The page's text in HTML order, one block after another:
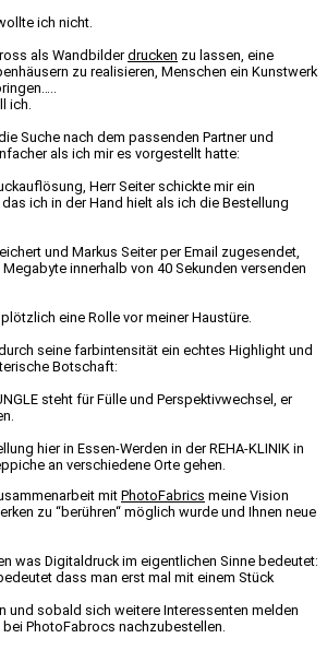
ich nicht.
als Wandbilder drucken zu lassen, eine
zu realisieren, Menschen ein Kunstwerk
ich.
Suche nach dem passenden Partner und
als ich mir es vorgestellt hatte:
Herr Seiter schickte mir ein
ich in der Hand hielt als ich die Bestellung
und Markus Seiter per Email zugesendet,
innerhalb von 40 Sekunden versenden
eine Rolle vor meiner Haustüre.
seine farbintensität ein echtes Highlight und
Botschaft:
steht für Fülle und Perspektivwechsel, er
hier in Essen-Werden in der REHA-KLINIK in
an verschiedene Orte gehen.
mitPhotoFabrics meine Vision
zu “berühren“ möglich wurde und Ihnen neue
was Digitaldruck im eigentlichen Sinne bedeutet:
dass man erst mal mit einem Stück
und sobald sich weitere Interessenten melden
PhotoFabrocs nachzubestellen.